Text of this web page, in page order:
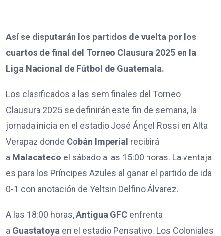
Así se disputarán los partidos de vuelta por los
cuartos de final del Torneo Clausura 2025 en la
Liga Nacional de Fútbol de Guatemala.
Los clasificados a las semifinales del Torneo
Clausura 2025 se definirán este fin de semana, la
jornada inicia en el estadio José Ángel Rossi en Alta
Verapaz donde Cobán Imperial recibirá
a Malacateco el sábado a las 15:00 horas. La ventaja
es para los Príncipes Azules al ganar el partido de ida
0-1 con anotación de Yeltsin Delfino Álvarez.
A las 18:00 horas,Antigua GFC enfrenta
a Guastatoya en el estadio Pensativo. Los Coloniales